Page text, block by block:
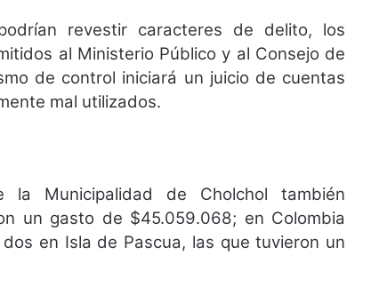
revestir caracteres de delito, los
al Ministerio Público y al Consejo de
de control iniciará un juicio de cuentas
mal utilizados.
Municipalidad de Cholchol también
un gasto de $45.059.068; en Colombia
en Isla de Pascua, las que tuvieron un